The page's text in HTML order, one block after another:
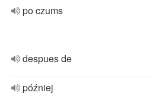
po czums
despues de
później